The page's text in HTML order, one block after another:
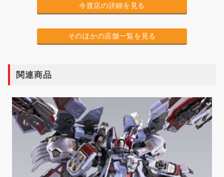
今渡店の詳細を見る
そのほかの店舗一覧を見る
関連商品